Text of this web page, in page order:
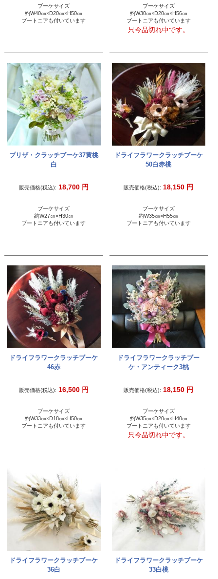
ブーケサイズ
約W40㎝×D20㎝×H50㎝
ブートニアも付いています
ブーケサイズ
約W30㎝×D20㎝×H56㎝
ブートニアも付いています
只今品切れ中です。
プリザ・クラッチブーケ37黄桃
白
販売価格(税込): 18,700 円
ブーケサイズ
約W27㎝×H30㎝
ブートニアも付いています
ドライフラワークラッチブーケ
50白赤桃
販売価格(税込): 18,150 円
ブーケサイズ
約W35㎝×H55㎝
ブートニアも付いています
ドライフラワークラッチブーケ
46赤
販売価格(税込): 16,500 円
ブーケサイズ
約W33㎝×D18㎝×H50㎝
ブートニアも付いています
ドライフラワークラッチブー
ケ・アンティーク3桃
販売価格(税込): 18,150 円
ブーケサイズ
約W35㎝×D20㎝×H40㎝
ブートニアも付いています
只今品切れ中です。
ドライフラワークラッチブーケ
36白
ドライフラワークラッチブーケ
33白桃